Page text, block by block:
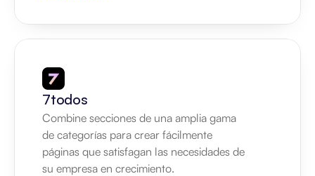
7todos
Combine secciones de una amplia gama
de categorías para crear fácilmente
páginas que satisfagan las necesidades de
su empresa en crecimiento.